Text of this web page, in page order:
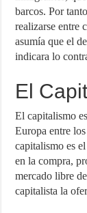
barcos. Por
realizarse entre
asumía que el
indicara lo
El
El capitalismo
Europa entre
capitalismo es
en la compra,
mercado libre
capitalista la